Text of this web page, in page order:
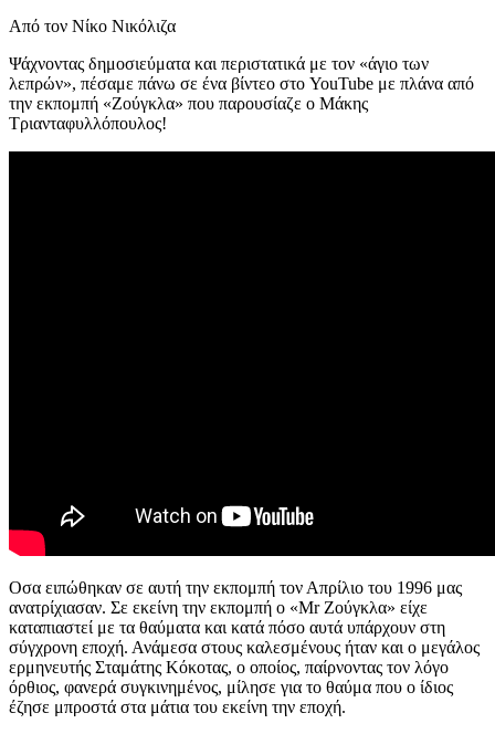
Από τον Νίκο Νικόλιζα
Ψάχνοντας δημοσιεύματα και περιστατικά με τον «άγιο των
λεπρών», πέσαμε πάνω σε ένα βίντεο στο YouTube με πλάνα από
την εκπομπή «Ζούγκλα» που παρουσίαζε ο Μάκης
Τριανταφυλλόπουλος!
Οσα ειπώθηκαν σε αυτή την εκπομπή τον Απρίλιο του 1996 μας
ανατρίχιασαν. Σε εκείνη την εκπομπή ο «Mr Ζούγκλα» είχε
καταπιαστεί με τα θαύματα και κατά πόσο αυτά υπάρχουν στη
σύγχρονη εποχή. Ανάμεσα στους καλεσμένους ήταν και ο μεγάλος
ερμηνευτής Σταμάτης Κόκοτας, ο οποίος, παίρνοντας τον λόγο
όρθιος, φανερά συγκινημένος, μίλησε για το θαύμα που ο ίδιος
έζησε μπροστά στα μάτια του εκείνη την εποχή.